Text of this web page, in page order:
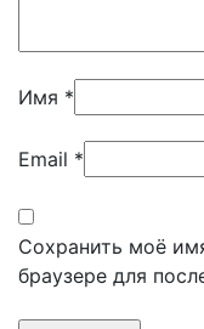
Имя *
Email *
Сохранить моё
браузере для